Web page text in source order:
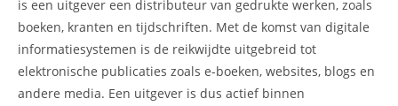
is een uitgever een distributeur van gedrukte werken, zoals
boeken, kranten en tijdschriften. Met de komst van digitale
informatiesystemen is de reikwijdte uitgebreid tot
elektronische publicaties zoals e-boeken, websites, blogs en
andere media. Een uitgever is dus actief binnen